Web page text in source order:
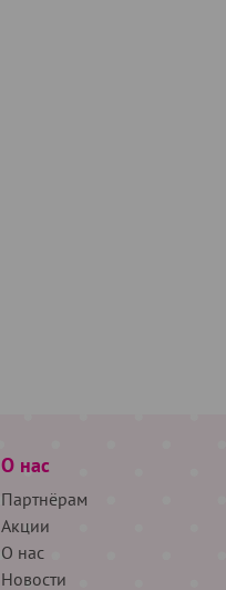
О нас
Партнёрам
Акции
О нас
Новости